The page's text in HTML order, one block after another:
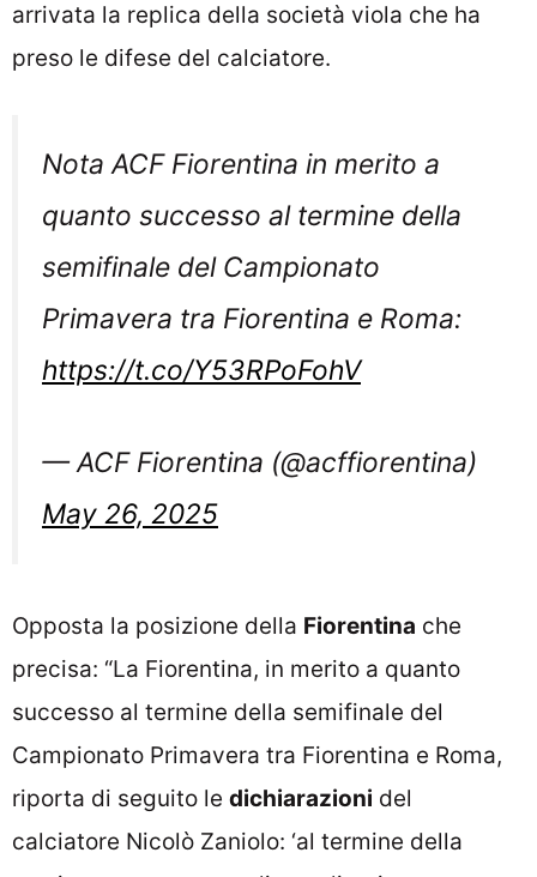
arrivata la replica della società viola che ha
preso le difese del calciatore.
Nota ACF Fiorentina in merito a
quanto successo al termine della
semifinale del Campionato
Primavera tra Fiorentina e Roma:
https://t.co/Y53RPoFohV
— ACF Fiorentina (@acffiorentina)
May 26, 2025
Opposta la posizione della Fiorentina che
precisa: “La Fiorentina, in merito a quanto
successo al termine della semifinale del
Campionato Primavera tra Fiorentina e Roma,
riporta di seguito le dichiarazioni del
calciatore Nicolò Zaniolo: ‘al termine della